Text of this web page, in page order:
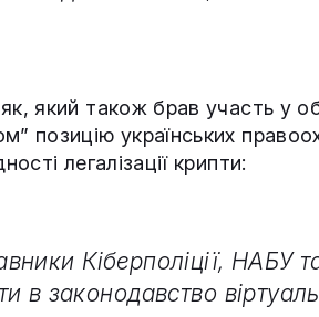
який також брав участь у
позицію українських
легалізації крипти:
Кіберполіції, НАБУ
в законодавство